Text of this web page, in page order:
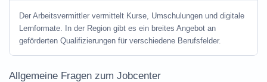
Der Arbeitsvermittler vermittelt Kurse, Umschulungen und digitale
Lernformate. In der Region gibt es ein breites Angebot an
geförderten Qualifizierungen für verschiedene Berufsfelder.
Allgemeine Fragen zum Jobcenter